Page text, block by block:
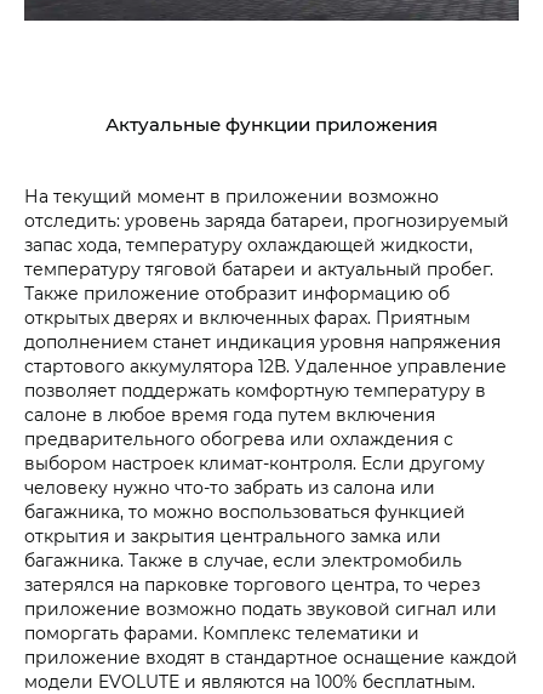
Актуальные функции приложения
На текущий момент в приложении возможно
отследить: уровень заряда батареи, прогнозируемый
запас хода, температуру охлаждающей жидкости,
температуру тяговой батареи и актуальный пробег.
Также приложение отобразит информацию об
открытых дверях и включенных фарах. Приятным
дополнением станет индикация уровня напряжения
стартового аккумулятора 12В. Удаленное управление
позволяет поддержать комфортную температуру в
салоне в любое время года путем включения
предварительного обогрева или охлаждения с
выбором настроек климат-контроля. Если другому
человеку нужно что-то забрать из салона или
багажника, то можно воспользоваться функцией
открытия и закрытия центрального замка или
багажника. Также в случае, если электромобиль
затерялся на парковке торгового центра, то через
приложение возможно подать звуковой сигнал или
поморгать фарами. Комплекс телематики и
приложение входят в стандартное оснащение каждой
модели EVOLUTE и являются на 100% бесплатным.